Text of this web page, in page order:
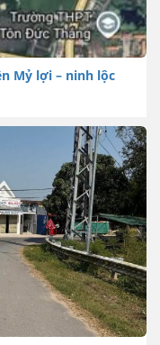
Mỷ lợi – ninh lộc